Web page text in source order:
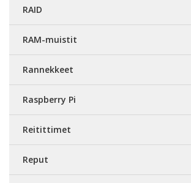
RAID
RAM-muistit
Rannekkeet
Raspberry Pi
Reitittimet
Reput